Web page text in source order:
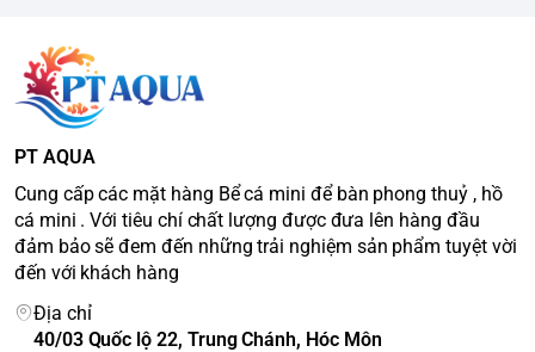
PT AQUA
Cung cấp các mặt hàng Bể cá mini để bàn phong thuỷ , hồ
cá mini . Với tiêu chí chất lượng được đưa lên hàng đầu
đảm bảo sẽ đem đến những trải nghiệm sản phẩm tuyệt vời
đến với khách hàng
Địa chỉ
40/03 Quốc lộ 22, Trung Chánh, Hóc Môn